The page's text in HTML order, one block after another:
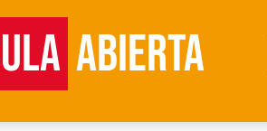
ABIERTA